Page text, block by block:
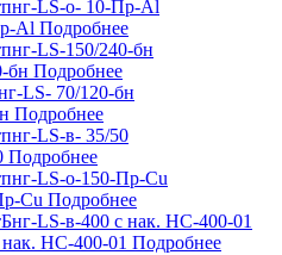
Al Подробнее
бн Подробнее
Подробнее
Подробнее
Cu Подробнее
НС-400-01 Подробнее